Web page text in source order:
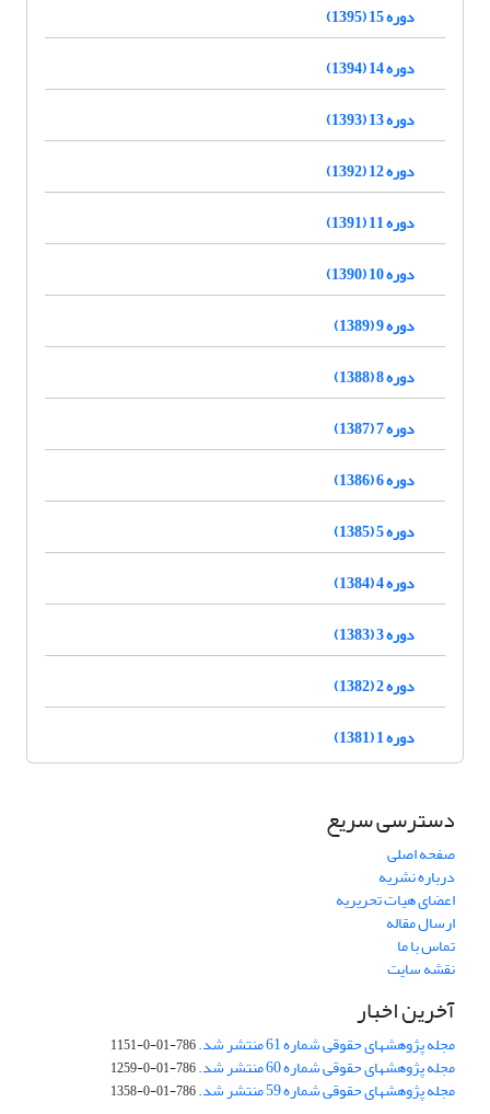
دوره 15 (1395)
دوره 14 (1394)
دوره 13 (1393)
دوره 12 (1392)
دوره 11 (1391)
دوره 10 (1390)
دوره 9 (1389)
دوره 8 (1388)
دوره 7 (1387)
دوره 6 (1386)
دوره 5 (1385)
دوره 4 (1384)
دوره 3 (1383)
دوره 2 (1382)
دوره 1 (1381)
دسترسی سریع
صفحه اصلی
درباره نشریه
اعضای هیات تحریریه
ارسال مقاله
تماس با ما
نقشه سایت
آخرین اخبار
مجله پژوهشهای حقوقی شماره 61 منتشر شد. 786-01-0-1151
مجله پژوهشهای حقوقی شماره 60 منتشر شد. 786-01-0-1259
مجله پژوهشهای حقوقی شماره 59 منتشر شد. 786-01-0-1358